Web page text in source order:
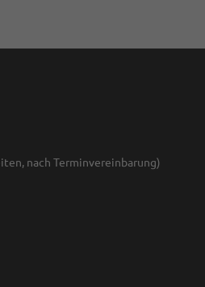
nach Terminvereinbarung)